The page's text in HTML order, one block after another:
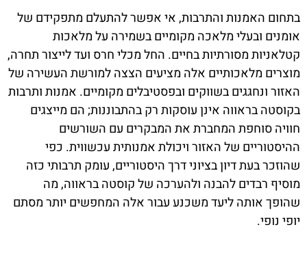
בתחום האמנות והתרבות, אי אפשר להתעלם מתפקידם של
אומנים ובעלי מלאכה מקומיים בשמירה על מלאכות
קטלאניות מסורתיות בחיים. החל מכלי חרס ועד לייצור תחרה,
מוצרים מלאכותיים אלה מציעים הצצה למורשת העשירה של
האזור ונחגגים בשווקים ובפסטיבלים מקומיים. אמנות ותרבות
בקוסטה בראווה אינן עוסקות רק בהתבוננות; הם מייצגים
חוויה סוחפת המחברת את המבקרים עם השורשים
ההיסטוריים של האזור ויכולת אמנותית עכשווית. כפי
שהוזכר בעת דיון בציוני דרך היסטוריים, עומק תרבותי כזה
מוסיף רבדים להבנה ולהערכה של קוסטה בראווה, מה
שהופך אותה ליעד משכנע עבור אלה המחפשים יותר מסתם
יופי נופי.